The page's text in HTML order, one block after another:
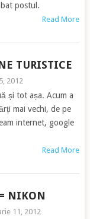
postul.
Read More
TURISTICE
2012
și tot așa. Acum a
mai vechi, de pe
internet, google
Read More
NIKON
11, 2012